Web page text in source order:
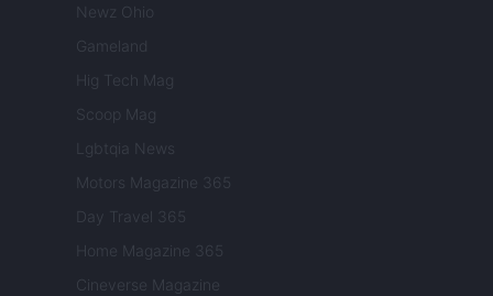
Newz Ohio
Gameland
Hig Tech Mag
Scoop Mag
Lgbtqia News
Motors Magazine 365
Day Travel 365
Home Magazine 365
Cineverse Magazine